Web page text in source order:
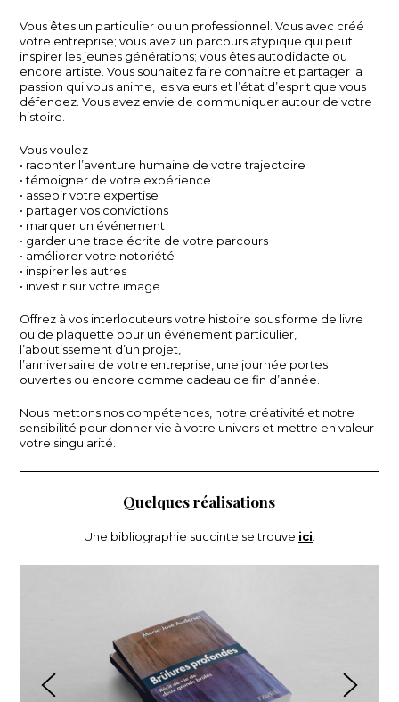
Vous êtes un particulier ou un professionnel. Vous avec créé
votre entreprise; vous avez un parcours atypique qui peut
inspirer les jeunes générations; vous êtes autodidacte ou
encore artiste. Vous souhaitez faire connaitre et partager la
passion qui vous anime, les valeurs et l’état d’esprit que vous
défendez. Vous avez envie de communiquer autour de votre
histoire.
Vous voulez
• raconter l’aventure humaine de votre trajectoire
• témoigner de votre expérience
• asseoir votre expertise
• partager vos convictions
• marquer un événement
• garder une trace écrite de votre parcours
• améliorer votre notoriété
• inspirer les autres
• investir sur votre image.
Offrez à vos interlocuteurs votre histoire sous forme de livre
ou de plaquette pour un événement particulier,
l’aboutissement d’un projet,
l’anniversaire de votre entreprise, une journée portes
ouvertes ou encore comme cadeau de fin d’année.
Nous mettons nos compétences, notre créativité et notre
sensibilité pour donner vie à votre univers et mettre en valeur
votre singularité.
Quelques réalisations
Une bibliographie succinte se trouve ici